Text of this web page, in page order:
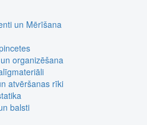
un Mērīšana
organizēšana
atvēršanas rīki
balsti